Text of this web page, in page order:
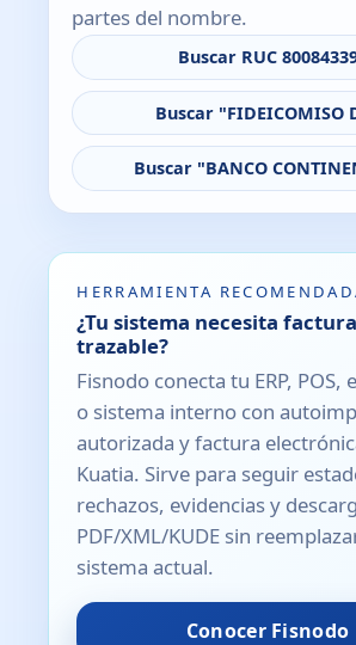
partes del nombre.
Buscar RUC
Buscar "FIDEICOMISO
Buscar "BANCO
HERRAMIENTA
¿Tu sistema necesita
trazable?
Fisnodo conecta tu ERP, POS,
o sistema interno con
autorizada y factura
Kuatia. Sirve para seguir
rechazos, evidencias y
PDF/XML/KUDE sin
sistema actual.
Conocer Fisnodo